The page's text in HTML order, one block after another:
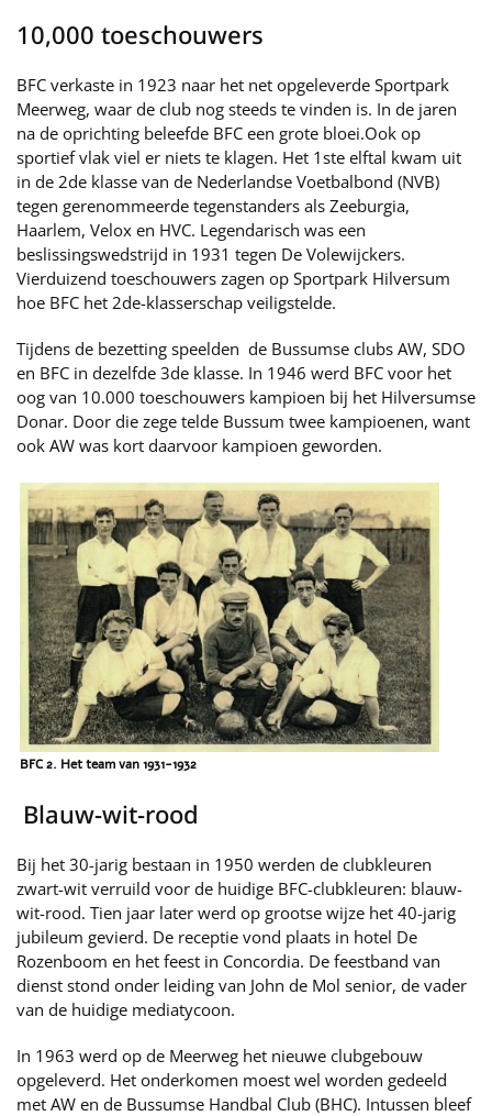
10,000 toeschouwers
BFC verkaste in 1923 naar het net opgeleverde Sportpark
Meerweg, waar de club nog steeds te vinden is. In de jaren
na de oprichting beleefde BFC een grote bloei.Ook op
sportief vlak viel er niets te klagen. Het 1ste elftal kwam uit
in de 2de klasse van de Nederlandse Voetbalbond (NVB)
tegen gerenommeerde tegenstanders als Zeeburgia,
Haarlem, Velox en HVC. Legendarisch was een
beslissingswedstrijd in 1931 tegen De Volewijckers.
Vierduizend toeschouwers zagen op Sportpark Hilversum
hoe BFC het 2de-klasserschap veiligstelde.
Tijdens de bezetting speelden de Bussumse clubs AW, SDO
en BFC in dezelfde 3de klasse. In 1946 werd BFC voor het
oog van 10.000 toeschouwers kampioen bij het Hilversumse
Donar. Door die zege telde Bussum twee kampioenen, want
ook AW was kort daarvoor kampioen geworden.
BFC 2. Het team van 1931-1932
Blauw-wit-rood
Bij het 30-jarig bestaan in 1950 werden de clubkleuren
zwart-wit verruild voor de huidige BFC-clubkleuren: blauw-
wit-rood. Tien jaar later werd op grootse wijze het 40-jarig
jubileum gevierd. De receptie vond plaats in hotel De
Rozenboom en het feest in Concordia. De feestband van
dienst stond onder leiding van John de Mol senior, de vader
van de huidige mediatycoon.
In 1963 werd op de Meerweg het nieuwe clubgebouw
opgeleverd. Het onderkomen moest wel worden gedeeld
met AW en de Bussumse Handbal Club (BHC). Intussen bleef